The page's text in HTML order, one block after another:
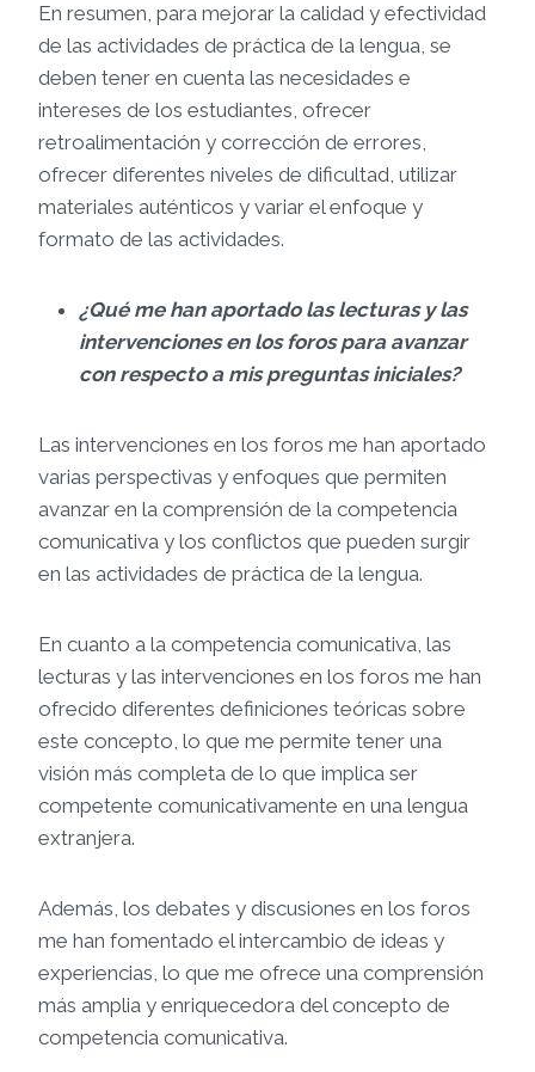
En resumen, para mejorar la calidad y efectividad
de las actividades de práctica de la lengua, se
deben tener en cuenta las necesidades e
intereses de los estudiantes, ofrecer
retroalimentación y corrección de errores,
ofrecer diferentes niveles de dificultad, utilizar
materiales auténticos y variar el enfoque y
formato de las actividades.
¿Qué me han aportado las lecturas y las
intervenciones en los foros para avanzar
con respecto a mis preguntas iniciales?
Las intervenciones en los foros me han aportado
varias perspectivas y enfoques que permiten
avanzar en la comprensión de la competencia
comunicativa y los conflictos que pueden surgir
en las actividades de práctica de la lengua.
En cuanto a la competencia comunicativa, las
lecturas y las intervenciones en los foros me han
ofrecido diferentes definiciones teóricas sobre
este concepto, lo que me permite tener una
visión más completa de lo que implica ser
competente comunicativamente en una lengua
extranjera.
Además, los debates y discusiones en los foros
me han fomentado el intercambio de ideas y
experiencias, lo que me ofrece una comprensión
más amplia y enriquecedora del concepto de
competencia comunicativa.